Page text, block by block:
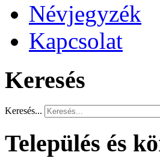
Névjegyzék
Kapcsolat
Keresés
Keresés...
Település és